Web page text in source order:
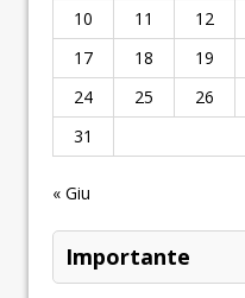
10
11 12
17
18 19
24
25 26
31
« Giu
Importante